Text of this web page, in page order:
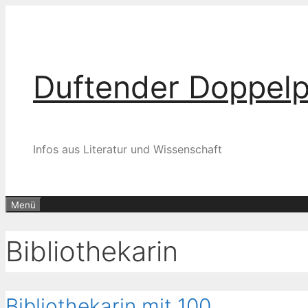
Duftender
Infos aus Literatur und Wissenschaft
Menü
Bibliothekarin